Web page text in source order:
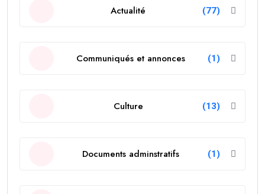
Actualité (77)
Communiqués et annonces (1)
Culture (13)
Documents adminstratifs (1)